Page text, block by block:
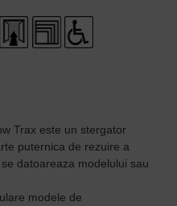
Trax este un stergator
puternica de rezuire a
datoareaza modelului sau
modele de